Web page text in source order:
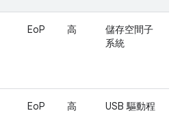
EoP 高
儲存空間子
系統
EoP 高
USB 驅動程